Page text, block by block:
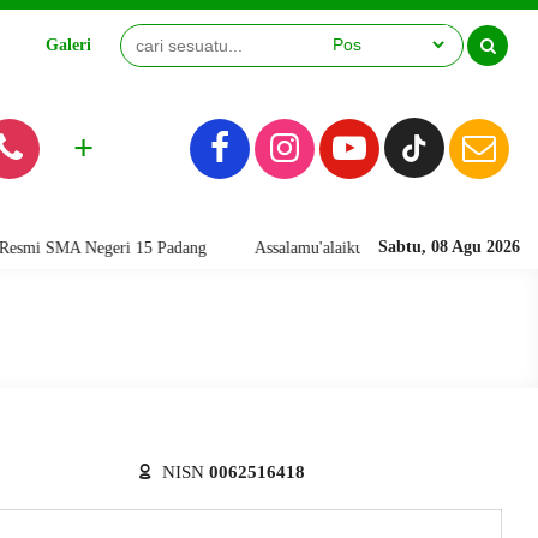
Galeri Video
+
Sabtu, 08 Agu 2026
Negeri 15 Padang Assalamu'alaikum warahmatullahi
NISN 0062516418